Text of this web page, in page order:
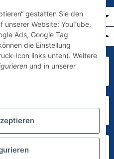
gestatten Sie den
unserer Website: YouTube,
Ads, Google Tag
die Einstellung
Icon links unten). Weitere
und in unserer